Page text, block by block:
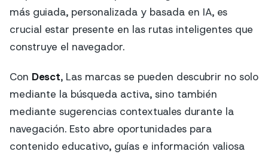
más guiada, personalizada y basada en IA, es
crucial estar presente en las rutas inteligentes que
construye el navegador.
Con Desct, Las marcas se pueden descubrir no solo
mediante la búsqueda activa, sino también
mediante sugerencias contextuales durante la
navegación. Esto abre oportunidades para
contenido educativo, guías e información valiosa